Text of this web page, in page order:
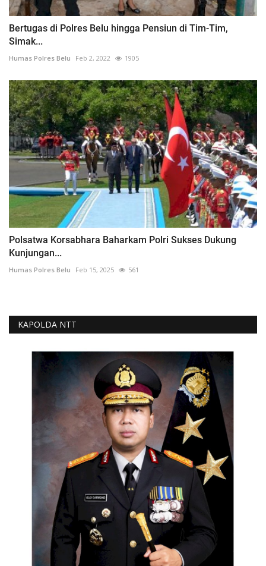
Bertugas di Polres Belu hingga Pensiun di Tim-Tim,
Simak...
Humas Polres Belu Feb 2, 2022 1905
Polsatwa Korsabhara Baharkam Polri Sukses Dukung
Kunjungan...
Humas Polres Belu Feb 15, 2025 561
KAPOLDA NTT